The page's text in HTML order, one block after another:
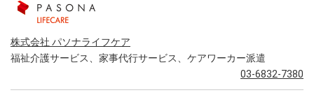
株式会社 パソナライフケア
福祉介護サービス、家事代行サービス、ケアワーカー派遣
03-6832-7380